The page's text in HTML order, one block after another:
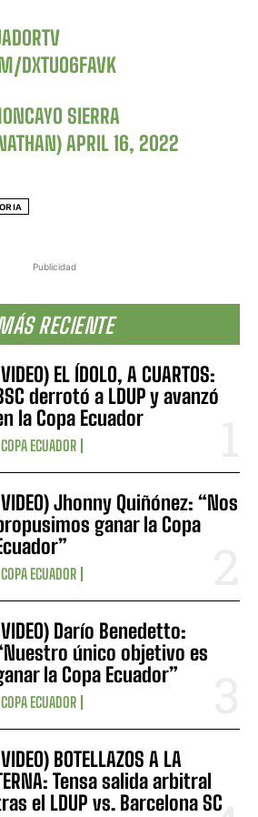
Publicidad
RECIENTE
EL ÍDOLO, A CUARTOS:
derrotó a LDUP y avanzó
la Copa Ecuador
COPA ECUADOR
Jhonny Quiñónez: “Nos
ganar la Copa
COPA ECUADOR
Darío Benedetto:
único objetivo es
la Copa Ecuador”
COPA ECUADOR
BOTELLAZOS A LA
Tensa salida arbitral
el LDUP vs. Barcelona SC
DXTUO6FAVK
SIERRA
APRIL 16, 2022